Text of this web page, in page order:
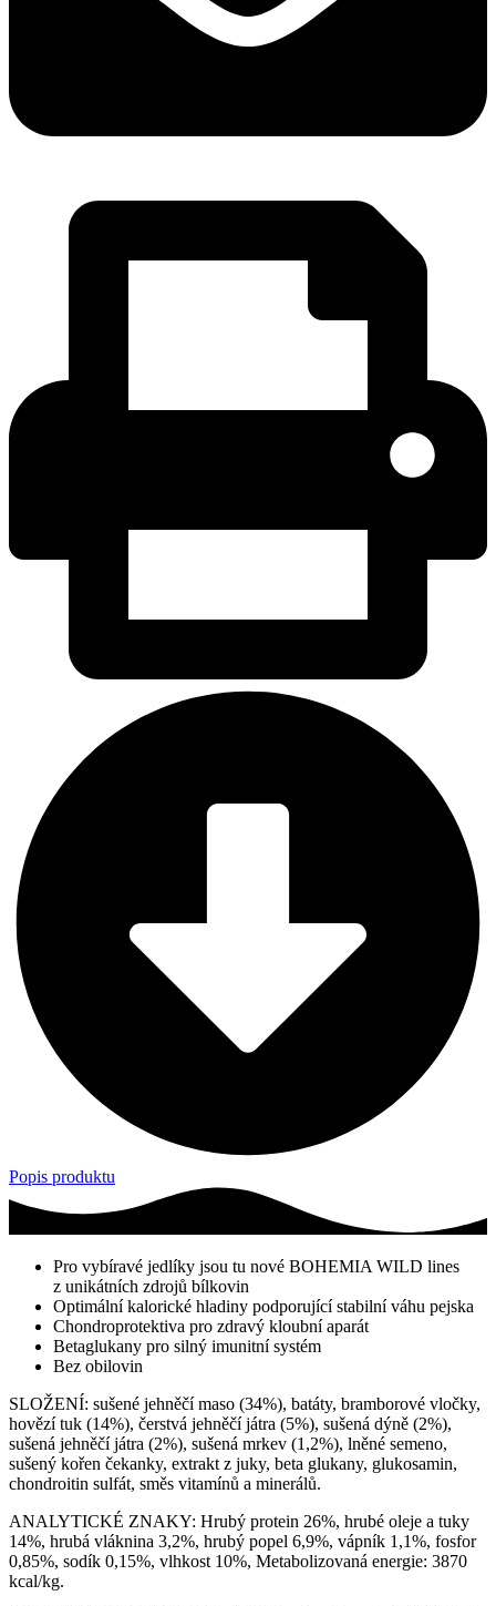
Popis produktu
Pro vybíravé jedlíky jsou tu nové BOHEMIA WILD lines
z unikátních zdrojů bílkovin
Optimální kalorické hladiny podporující stabilní váhu pejska
Chondroprotektiva pro zdravý kloubní aparát
Betaglukany pro silný imunitní systém
Bez obilovin
SLOŽENÍ: sušené jehněčí maso (34%), batáty, bramborové vločky,
hovězí tuk (14%), čerstvá jehněčí játra (5%), sušená dýně (2%),
sušená jehněčí játra (2%), sušená mrkev (1,2%), lněné semeno,
sušený kořen čekanky, extrakt z juky, beta glukany, glukosamin,
chondroitin sulfát, směs vitamínů a minerálů.
ANALYTICKÉ ZNAKY: Hrubý protein 26%, hrubé oleje a tuky
14%, hrubá vláknina 3,2%, hrubý popel 6,9%, vápník 1,1%, fosfor
0,85%, sodík 0,15%, vlhkost 10%, Metabolizovaná energie: 3870
kcal/kg.